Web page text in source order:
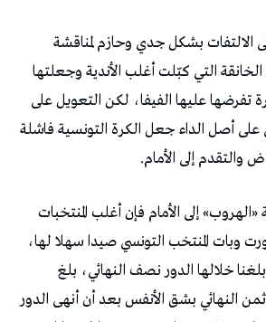
الالتفات بشكل جدي وحازم لمناقشة
الخانقة التي كبّلت أغلب الأندية وجعلتها
عليها الفيفا، لكن التعويل على
على أصل الداء جعل الكرة التونسية فاشلة
والتقدم إلى الأمام.
إلى الأمام فإن أغلب المنتخبات
وبات المنتخب التونسي صيدا سهلا لها،
2019 التي بلغنا خلالها الدور نصف النهائي، بلغ
ثمن النهائي بشق الأنفس بعد أن أنهى الدور